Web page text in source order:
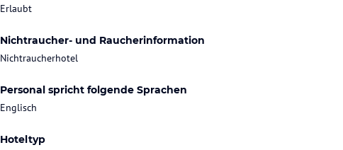
Erlaubt
Nichtraucher- und Raucherinformation
Nichtraucherhotel
Personal spricht folgende Sprachen
Englisch
Hoteltyp